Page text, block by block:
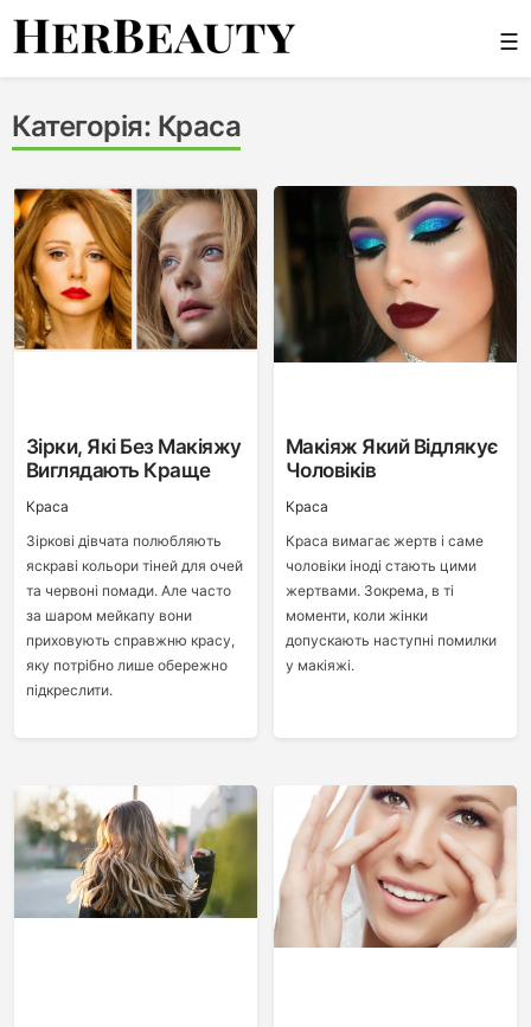
Skip
☰
Категорія: Краса
Зірки, Які Без Макіяжу
Виглядають Краще
Краса
Зіркові дівчата полюбляють
яскраві кольори тіней для очей
та червоні помади. Але часто
за шаром мейкапу вони
приховують справжню красу,
яку потрібно лише обережно
підкреслити.
Макіяж Який Відлякує
Чоловіків
Краса
Краса вимагає жертв і саме
чоловіки іноді стають цими
жертвами. Зокрема, в ті
моменти, коли жінки
допускають наступні помилки
у макіяжі.